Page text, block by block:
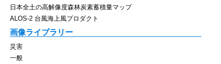
日本全土の高解像度森林炭素蓄積量マップ
ALOS-2 台風海上風プロダクト
画像ライブラリー
災害
一般